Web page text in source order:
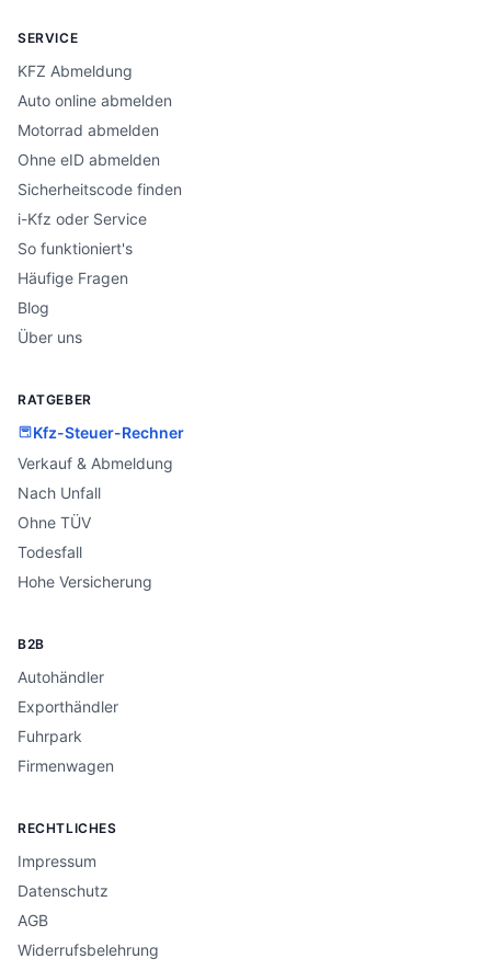
SERVICE
KFZ Abmeldung
Auto online abmelden
Motorrad abmelden
Ohne eID abmelden
Sicherheitscode finden
i-Kfz oder Service
So funktioniert's
Häufige Fragen
Blog
Über uns
RATGEBER
Kfz-Steuer-Rechner
Verkauf & Abmeldung
Nach Unfall
Ohne TÜV
Todesfall
Hohe Versicherung
B2B
Autohändler
Exporthändler
Fuhrpark
Firmenwagen
RECHTLICHES
Impressum
Datenschutz
AGB
Widerrufsbelehrung